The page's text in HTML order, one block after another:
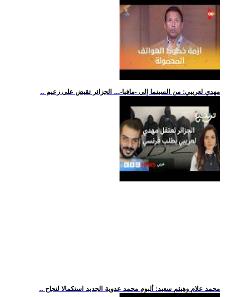
.. مهدي لعريبي: من السينما إلى -مافيا-... الجزائر تقبض على زعيم
.. محمد علام وهيثم سعيد: ألبوم محمد عدوية الجديد استكمالا لنجاح